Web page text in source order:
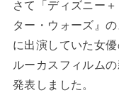
さて「ディズニー
ター・ウォーズ』
に出演していた女
ルーカスフィルム
発表しました。